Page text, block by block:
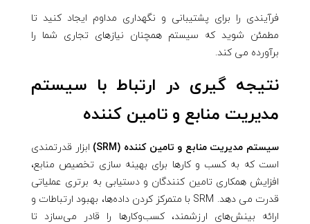
فرآیندی را برای پشتیبانی و نگهداری مداوم ایجاد کنید تا
مطمئن شوید که سیستم همچنان نیازهای تجاری شما را
برآورده می کند.
نتیجه گیری در ارتباط با سیستم
مدیریت منابع و تامین کننده
سیستم مدیریت منابع و تامین کننده (SRM)
ابزار قدرتمندی
است که به کسب و کارها برای بهینه سازی تخصیص منابع،
افزایش همکاری تامین کنندگان و دستیابی به برتری عملیاتی
قدرت می دهد. SRM با متمرکز کردن داده‌ها، بهبود ارتباطات و
ارائه بینش‌های ارزشمند، کسب‌وکارها را قادر می‌سازد تا